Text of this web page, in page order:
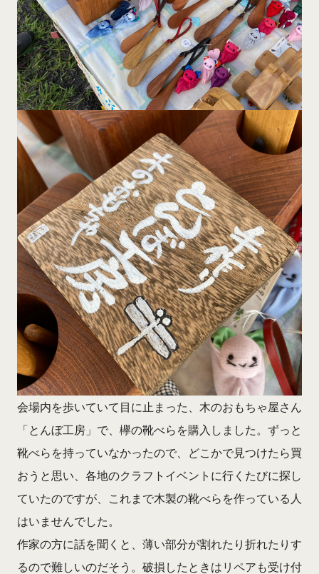
会場内を歩いていて目に止まった、木のおもちゃ屋さん
「とんぼ工房」で、欅の靴べらを購入しました。ずっと
靴べらを持っていなかったので、どこかで見つけたら買
おうと思い、各地のクラフトイベントに行くたびに探し
ていたのですが、これまで木製の靴べらを作っている人
はいませんでした。
作家の方に話を聞くと、薄い部分が割れたり折れたりす
るので難しいのだそう。破損したときはリペアも受け付